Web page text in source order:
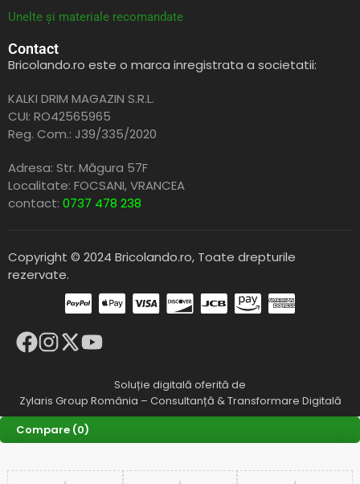
Unelte și materiale recomandate
Contact
Bricolando.ro este o marca inregistrata a societatii:
KALKI DRIM MAGAZIN S.R.L.
CUI: RO42565965
Reg. Com.: J39/335/2020
Adresa: Str. Măgura 57F
Localitate: FOCSANI,VRANCEA
contact: 0737 478 238
Copyright © 2024 Bricolando.ro, Toate drepturile
rezervate.
Soluție digitală oferită de
Zylaris Group România – Consultanță & Transformare Digitală
Compare (0)